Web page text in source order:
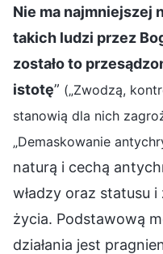
Nie ma najmniejszej
takich ludzi przez
zostało to
istotę” („Zwodzą,
stanowią dla nich
„Demaskowanie
naturą i cechą
władzy oraz statusu
życia. Podstawową
działania jest